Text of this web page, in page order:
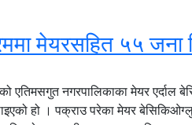
मेयरसहित ५५ जना
एतिमसगुत नगरपालिकाका मेयर
हो । पक्राउ परेका मेयर